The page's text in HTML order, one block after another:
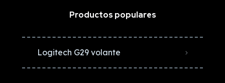
Productos populares
Logitech G29 volante